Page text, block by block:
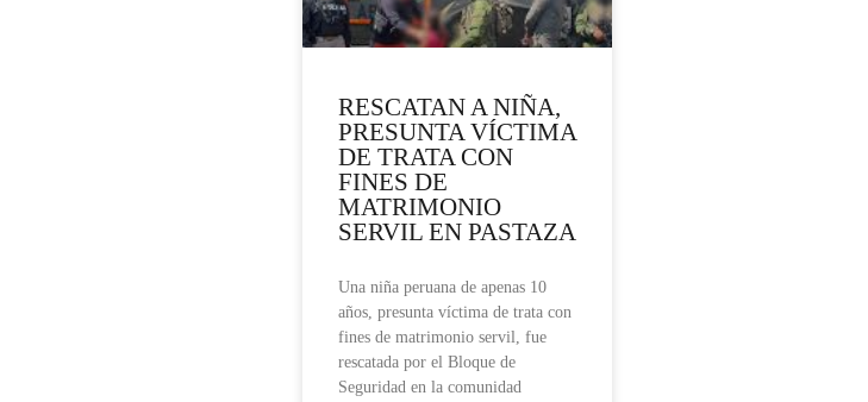
RESCATAN A NIÑA,
PRESUNTA VÍCTIMA
DE TRATA CON
FINES DE
MATRIMONIO
SERVIL EN PASTAZA
Una niña peruana de apenas 10
años, presunta víctima de trata con
fines de matrimonio servil, fue
rescatada por el Bloque de
Seguridad en la comunidad